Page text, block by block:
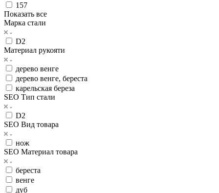
157
Показать все
Марка стали
D2
Материал рукояти
дерево венге
дерево венге, береста
карельская береза
SEO Тип стали
D2
SEO Вид товара
нож
SEO Материал товара
береста
венге
дуб